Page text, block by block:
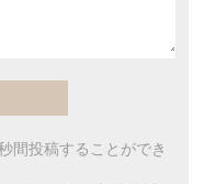
間投稿することができ